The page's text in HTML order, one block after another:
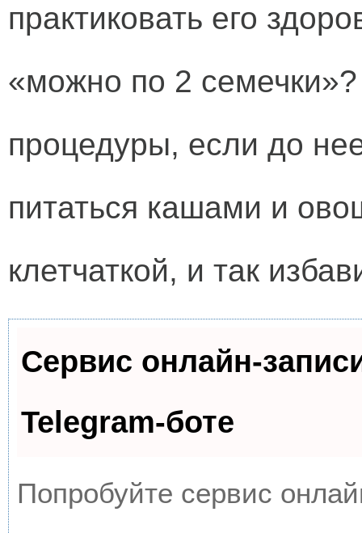
практиковать его
«можно по 2
процедуры, если до
питаться кашами и
клетчаткой, и так
Сервис онлайн-
Telegram-боте
Попробуйте сервис